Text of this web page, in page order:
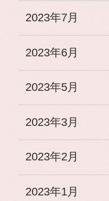
2023年7月
2023年6月
2023年5月
2023年3月
2023年2月
2023年1月